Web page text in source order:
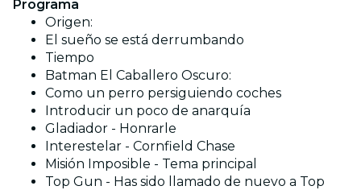
Programa
Origen:
El sueño se está derrumbando
Tiempo
Batman El Caballero Oscuro:
Como un perro persiguiendo coches
Introducir un poco de anarquía
Gladiador - Honrarle
Interestelar - Cornfield Chase
Misión Imposible - Tema principal
Top Gun - Has sido llamado de nuevo a Top